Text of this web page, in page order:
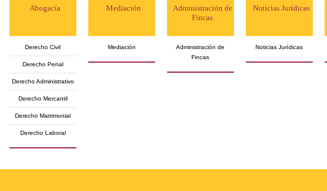
Abogacía
Derecho Civil
Derecho Penal
Derecho Administrativo
Derecho Mercantil
Derecho Matrimonial
Derecho Laboral
Mediación
Mediación
Administración de
Fincas
Administración de
Fincas
Noticias Jurídicas
Noticias Jurídicas